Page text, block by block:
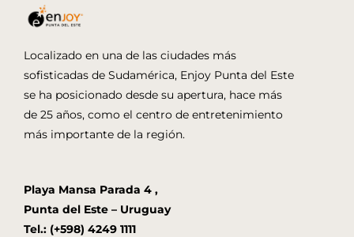
Localizado en una de las ciudades más
sofisticadas de Sudamérica, Enjoy Punta del Este
se ha posicionado desde su apertura, hace más
de 25 años, como el centro de entretenimiento
más importante de la región.
Playa Mansa Parada 4 ,
Punta del Este – Uruguay
Tel.: (+598) 4249 1111